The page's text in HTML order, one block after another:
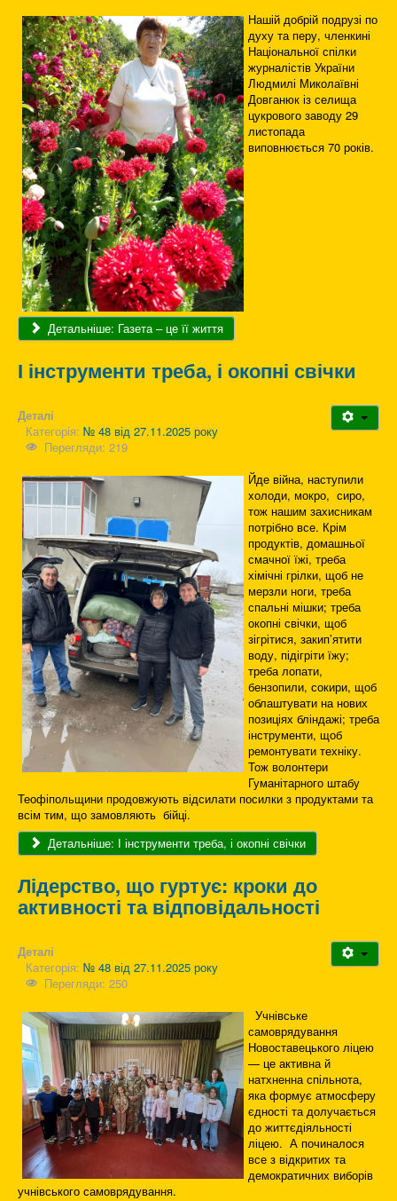
Нашій добрій подрузі по
духу та перу, членкині
Національної спілки
журналістів України
Людмилі Миколаївні
Довганюк із селища
цукрового заводу 29
листопада
виповнюється 70 років.
Детальніше: Газета – це її життя
І інструменти треба, і окопні свічки
Деталі
Категорія: № 48 від 27.11.2025 року
Перегляди: 219
Йде війна, наступили
холоди, мокро, сиро,
тож нашим захисникам
потрібно все. Крім
продуктів, домашньої
смачної їжі, треба
хімічні грілки, щоб не
мерзли ноги, треба
спальні мішки; треба
окопні свічки, щоб
зігрітися, закип’ятити
воду, підігріти їжу;
треба лопати,
бензопили, сокири, щоб
облаштувати на нових
позиціях бліндажі; треба
інструменти, щоб
ремонтувати техніку.
Тож волонтери
Гуманітарного штабу
Теофіпольщини продовжують відсилати посилки з продуктами та
всім тим, що замовляють бійці.
Детальніше: І інструменти треба, і окопні свічки
Лідерство, що гуртує: кроки до
активності та відповідальності
Деталі
Категорія: № 48 від 27.11.2025 року
Перегляди: 250
Учнівське
самоврядування
Новоставецького ліцею
— це активна й
натхненна спільнота,
яка формує атмосферу
єдності та долучається
до життєдіяльності
ліцею. А починалося
все з відкритих та
демократичних виборів
учнівського самоврядування.